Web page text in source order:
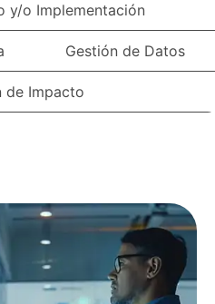
y/o Implementación
Gestión de Datos
de Impacto